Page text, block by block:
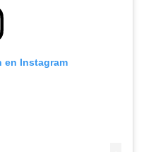
en Instagram